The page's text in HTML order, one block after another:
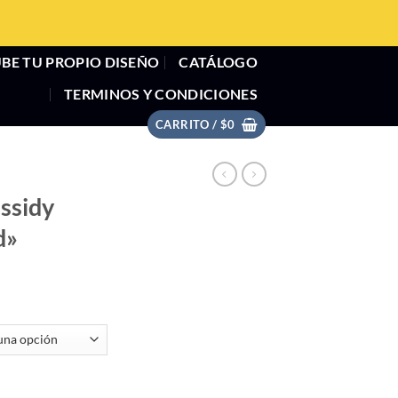
TU PROPIO DISEÑO
CATÁLOGO
TERMINOS Y CONDICIONES
CARRITO / $0